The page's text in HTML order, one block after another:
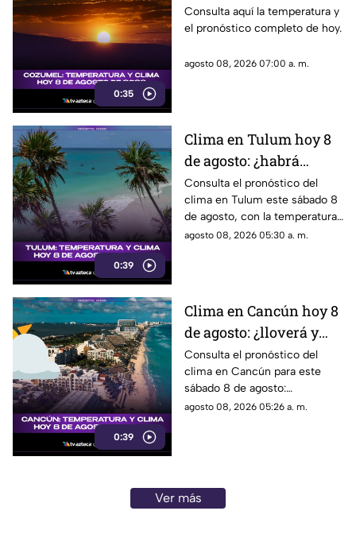
0:35
para hoy, 8 de agosto de
2026
Consulta aquí la temperatura y
el pronóstico completo de hoy.
agosto 08, 2026 07:00 a. m.
0:39
Clima en Tulum hoy 8
de agosto: ¿habrá
lluvias y qué
temperatura se espera?
Consulta el pronóstico del
clima en Tulum este sábado 8
de agosto, con la temperatura
y las condiciones del tiempo.
agosto 08, 2026 05:30 a. m.
0:39
Clima en Cancún hoy 8
de agosto: ¿lloverá y
qué temperatura habrá
este sábado?
Consulta el pronóstico del
clima en Cancún para este
sábado 8 de agosto:
temperatura, lluvias y
agosto 08, 2026 05:26 a. m.
Ver más